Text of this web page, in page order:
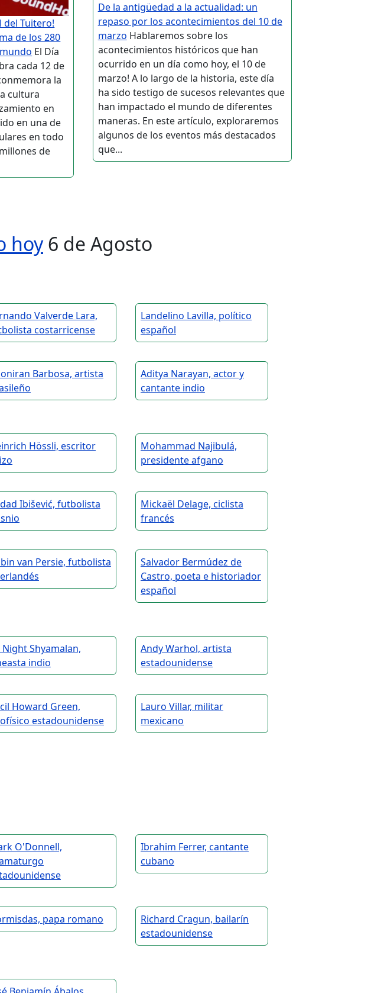
del Tuitero!
de los 280
El Día
cada 12 de
la
cultura
en
en una de
en todo
de
De la antigüedad a la actualidad: un
repaso por los acontecimientos del 10 de
marzo Hablaremos sobre los
acontecimientos históricos que han
ocurrido en un día como hoy, el 10 de
marzo! A lo largo de la historia, este día
ha sido testigo de sucesos relevantes que
han impactado el mundo de diferentes
maneras. En este artículo, exploraremos
algunos de los eventos más destacados
que...
hoy6 de Agosto
Valverde Lara,
costarricense
Landelino Lavilla, político
español
Barbosa, artista
Aditya Narayan, actor y
cantante indio
Hössli, escritor
Mohammad Najibulá,
presidente afgano
Ibišević, futbolista
Mickaël Delage, ciclista
francés
van Persie, futbolista
Salvador Bermúdez de
Castro, poeta e historiador
español
Night Shyamalan,
indio
Andy Warhol, artista
estadounidense
Howard Green,
estadounidense
Lauro Villar, militar
mexicano
O'Donnell,
Ibrahim Ferrer, cantante
cubano
papa romano
Richard Cragun, bailarín
estadounidense